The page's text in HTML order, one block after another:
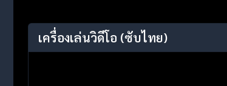
เครื่องเล่นวิดีโอ (ซับไทย)